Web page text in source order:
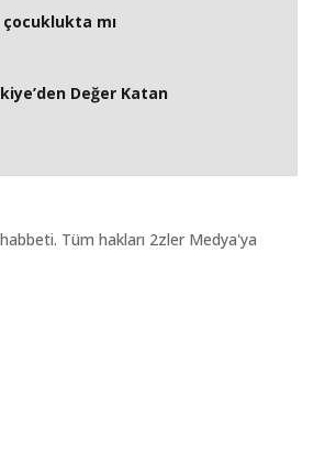
mı
Değer Katan
Tüm hakları 2zler Medya'ya